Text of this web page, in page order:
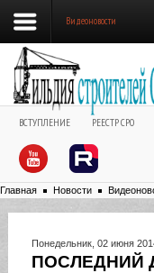
Видеоновости
ВСТУПЛЕНИЕ РЕЕСТР СРО
Главная Новости
Понедельник, 02 июня
ПОСЛЕДНИЙ